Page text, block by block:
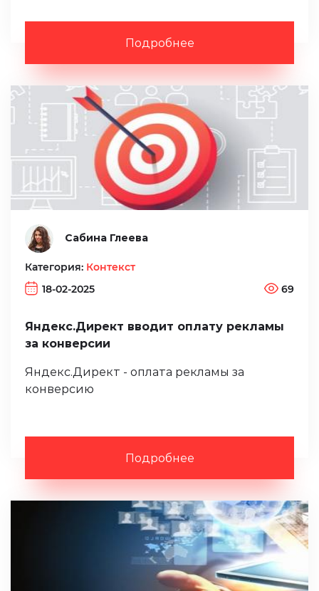
Подробнее
Сабина Глеева
Категория: Контекст
18-02-2025
69
Яндекс.Директ вводит оплату рекламы
за конверсии
Яндекс.Директ - оплата рекламы за
конверсию
Подробнее